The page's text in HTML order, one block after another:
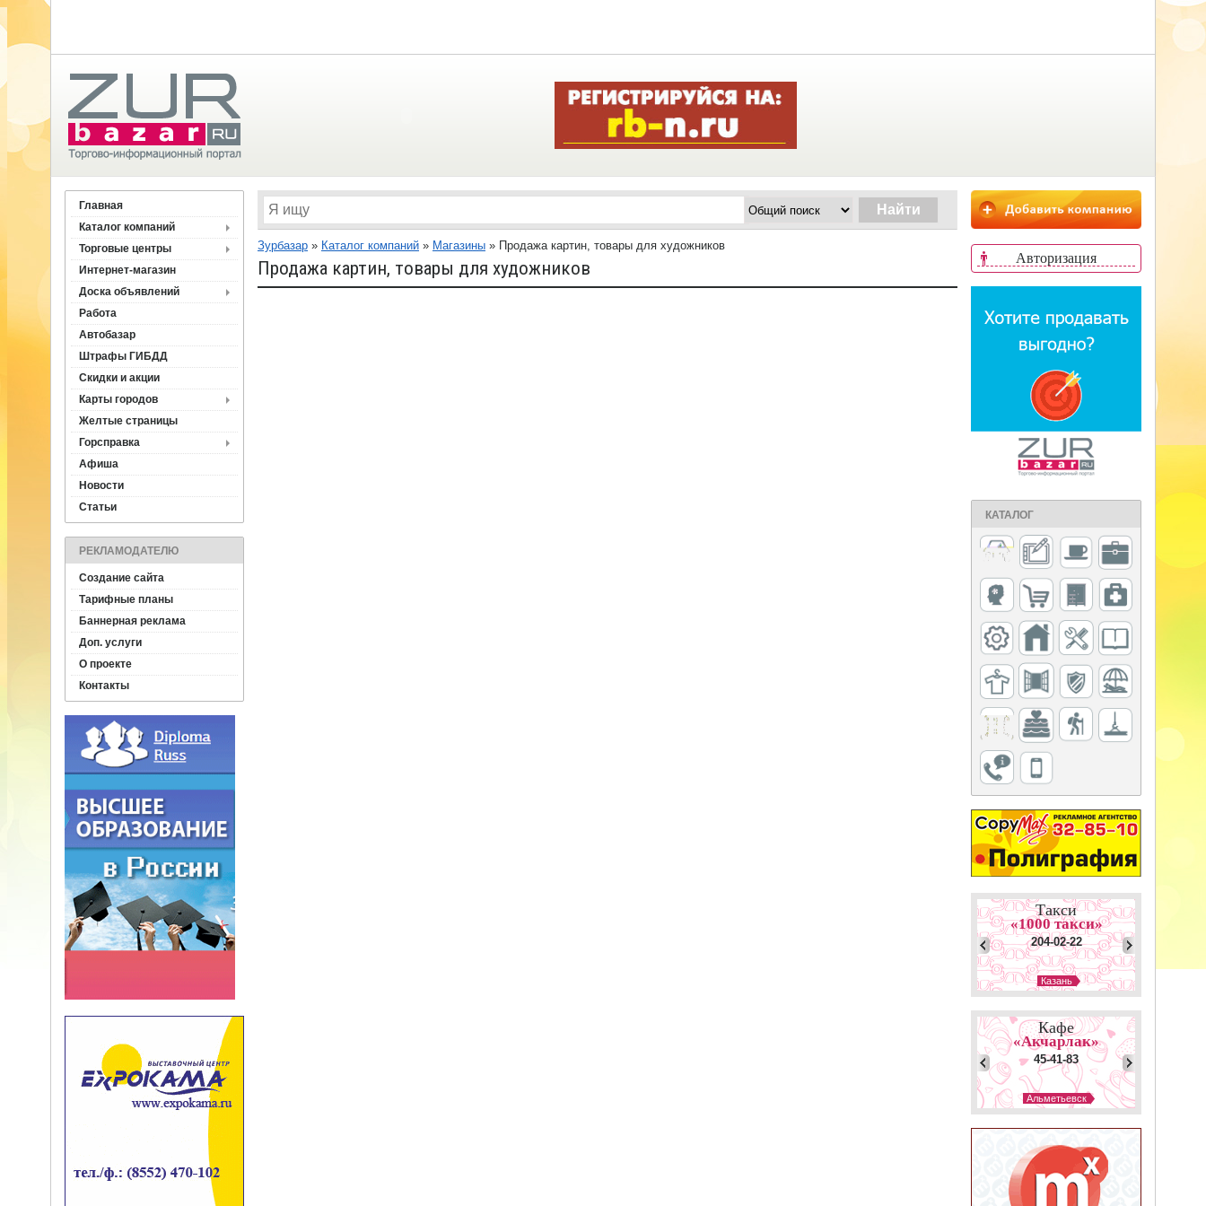
Главная
Каталог компаний
Торговые центры
Интернет-магазин
Доска объявлений
Работа
Автобазар
Штрафы ГИБДД
Скидки и акции
Карты городов
Желтые страницы
Горсправка
Афиша
Новости
Статьи
РЕКЛАМОДАТЕЛЮ
Создание сайта
Тарифные планы
Баннерная реклама
Доп. услуги
О проекте
Контакты
Авторизация
КАТАЛОГ
Такси
«1000 такси»
204-02-22
Казань
Такси
«Экспресс»
36-36-36
Набережные Челны
Такси
«Люкс»
203-34-80
Такси
«Бонус»
Кафе
«Акчарлак»
45-41-83
Альметьевск
Кафе
«Арарат»
2-57-01
Елабуга
Зурбазар » Каталог компаний » Магазины » Продажа картин, товары для художников
Продажа картин, товары для художников